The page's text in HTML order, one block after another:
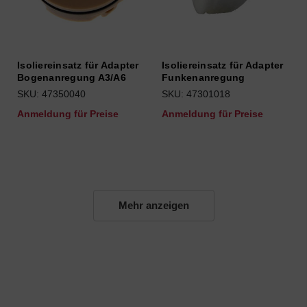
Isoliereinsatz für Adapter
Bogenanregung A3/A6
SKU: 47350040
Anmeldung für Preise
Isoliereinsatz für Adapter
Funkenanregung
SKU: 47301018
Anmeldung für Preise
Mehr anzeigen